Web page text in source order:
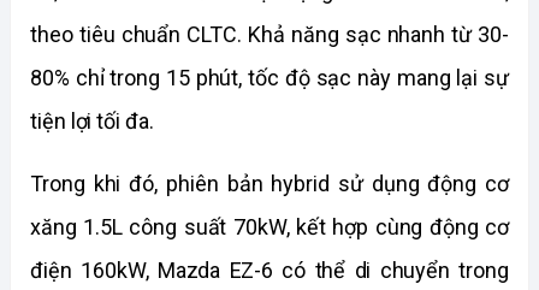
theo tiêu chuẩn CLTC. Khả năng sạc nhanh từ 30-
80% chỉ trong 15 phút, tốc độ sạc này mang lại sự
tiện lợi tối đa.
Trong khi đó, phiên bản hybrid sử dụng động cơ
xăng 1.5L công suất 70kW, kết hợp cùng động cơ
điện 160kW, Mazda EZ-6 có thể di chuyển trong